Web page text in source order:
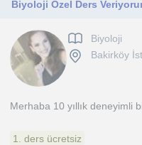
Biyoloji Özel Ders
Biyoloji
Bakirköy
Merhaba 10 yıllık deneyimli
1. ders ücretsiz